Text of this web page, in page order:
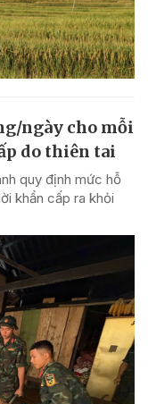
ngày cho mỗi
do thiên tai
quy định mức hỗ
khẩn cấp ra khỏi